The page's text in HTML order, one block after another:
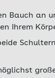
Bauch an
Ihrem